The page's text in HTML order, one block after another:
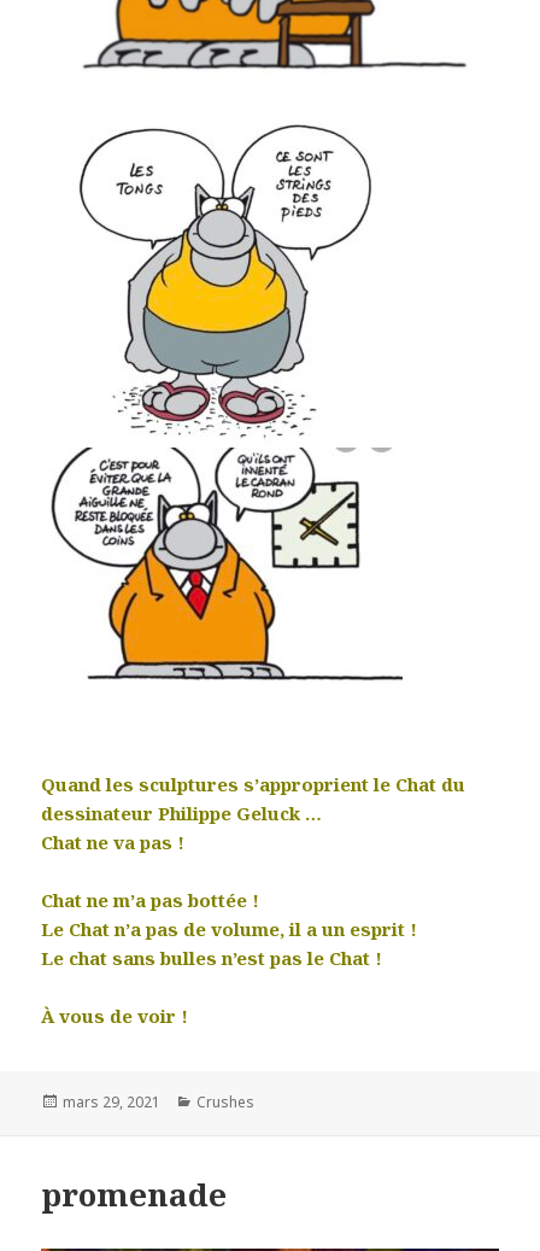
Quand les sculptures s’approprient le Chat du
dessinateur Philippe Geluck …
Chat ne va pas !
Chat ne m’a pas bottée !
Le Chat n’a pas de volume, il a un esprit !
Le chat sans bulles n’est pas le Chat !
À vous de voir !
Posted
mars 29, 2021 Categories
Crushes
promenade